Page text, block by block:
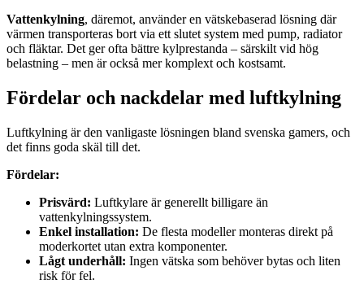
Vattenkylning, däremot, använder en vätskebaserad lösning där
värmen transporteras bort via ett slutet system med pump, radiator
och fläktar. Det ger ofta bättre kylprestanda – särskilt vid hög
belastning – men är också mer komplext och kostsamt.
Fördelar och nackdelar med luftkylning
Luftkylning är den vanligaste lösningen bland svenska gamers, och
det finns goda skäl till det.
Fördelar:
Prisvärd: Luftkylare är generellt billigare än
vattenkylningssystem.
Enkel installation: De flesta modeller monteras direkt på
moderkortet utan extra komponenter.
Lågt underhåll: Ingen vätska som behöver bytas och liten
risk för fel.